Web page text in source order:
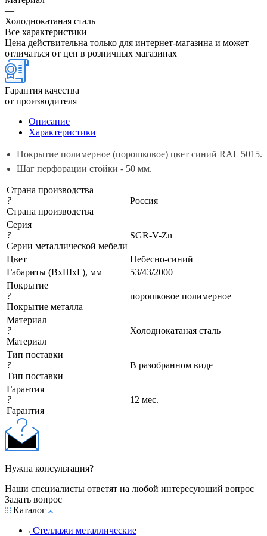
—
Холоднокатаная сталь
Все характеристики
Цена действительна только для интернет-магазина и может
отличаться от цен в розничных магазинах
Гарантия качества
от производителя
Описание
Характеристики
Покрытие полимерное (порошковое) цвет синий RAL 5015.
Шаг перфорации стойки - 50 мм.
Страна производства
?
Страна производства
Россия
Серия
?
Серии металлической мебели
SGR-V-Zn
Цвет
Небесно-синий
Габариты (ВхШхГ), мм
53/43/2000
Покрытие
?
Покрытие металла
порошковое полимерное
Материал
?
Материал
Холоднокатаная сталь
Тип поставки
?
Тип поставки
В разобранном виде
Гарантия
?
Гарантия
12 мес.
Нужна консультация?
Наши специалисты ответят на любой интересующий вопрос
Задать вопрос
Каталог
Стеллажи металлические